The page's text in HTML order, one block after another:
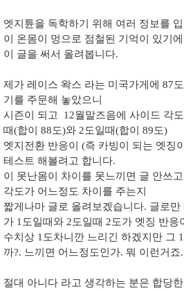
엣지튠을 독학하기 위해 여러 정보를
이 온몸이 멍으로 점철된 기억이 있기에
이 글을 써서 올려봅니다.
제가 레이스 왁스 라는 미국가게에 87
기를 주문해 놓았으니
시즌이 되고 12월말즈음에 사이드 각
때(합이 88도)와 2도일때(합이 89도)
엣지전환 반응이 (즉 카빙이 되는 엣징
테스트 해볼려고 합니다.
이 못난몸이 차이를 못느끼면 글 안쓰
각도가 어느정도 차이를 주는지
짧게나마 글로 올려보겠습니다. 글로만
가 1도일때와 2도일때 2도가 엣징 반응
수치상 1도차니깐 느리긴 하겠지만 그
까?. 느끼면 어느정도인가. 뭐 이런거죠.
절대 아니다 라고 생각하는 분은 합당